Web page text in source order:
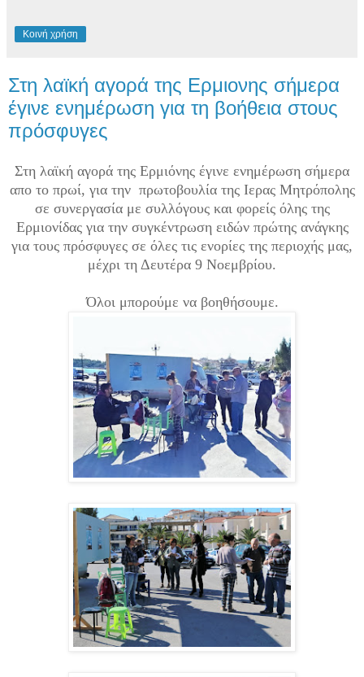
Κοινή χρήση
Στη λαϊκή αγορά της Ερμιονης σήμερα
έγινε ενημέρωση για τη βοήθεια στους
πρόσφυγες
Στη λαϊκή αγορά της Ερμιόνης έγινε ενημέρωση σήμερα
απο το πρωί, για την πρωτοβουλία της Ιερας Μητρόπολης
σε συνεργασία με συλλόγους και φορείς όλης της
Ερμιονίδας για την συγκέντρωση ειδών πρώτης ανάγκης
για τους πρόσφυγες σε όλες τις ενορίες της περιοχής μας,
μέχρι τη Δευτέρα 9 Νοεμβρίου.
Όλοι μπορούμε να βοηθήσουμε.